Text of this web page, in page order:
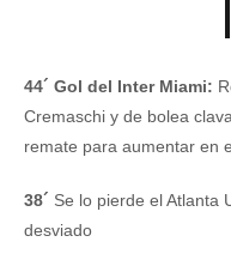
44´ Gol del Inter Miami:
Cremaschi y de bolea
remate para aumentar en
38´ Se lo pierde el Atlanta
desviado